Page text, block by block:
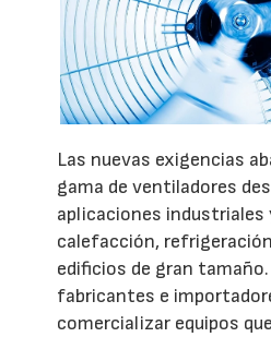
Las nuevas exigencias
gama de ventiladores
aplicaciones industriales
calefacción,
edificios de gran
fabricantes e
comercializar equipos